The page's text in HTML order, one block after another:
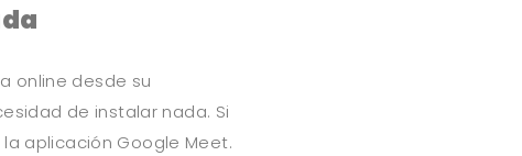
online desde su
de instalar nada. Si
aplicación Google Meet.